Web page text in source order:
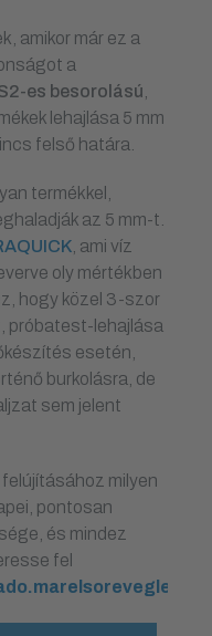
amikor már ez a
a
es besorolású
lehajlása 5 mm
felső határa.
termékkel,
az 5 mm-t.
, ami víz
oly mértékben
hogy közel 3-szor
próbatest-lehajlása
esetén,
burkolásra, de
sem jelent
milyen
pontosan
és mindez
fel